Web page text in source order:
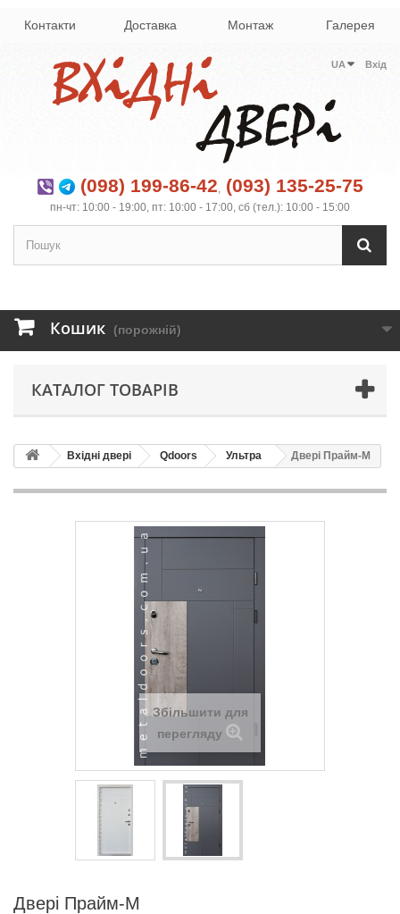
Контакти Доставка Монтаж Галерея
Вхід
UA
(098) 199-86-42, (093) 135-25-75
пн-чт: 10:00 - 19:00, пт: 10:00 - 17:00, сб (тел.): 10:00 - 15:00
Кошик (порожній)
КАТАЛОГ ТОВАРІВ
Вхідні двері Qdoors Ультра Двері Прайм-М
Збільшити для
перегляду
Двері Прайм-М